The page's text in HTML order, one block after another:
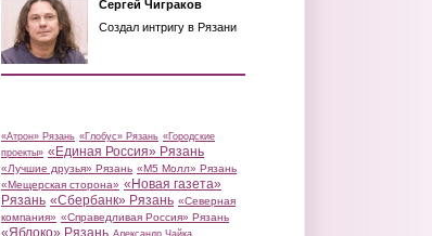
Сергей Чиграков
Создал интригу в Рязани
«Атрон» Рязань «Глобус» Рязань «Городские
проекты» «Единая Россия» Рязань
«Лучшие друзья» Рязань «М5 Молл» Рязань
«Мещерская сторона» «Новая газета»
Рязань «Сбербанк» Рязань «Северная
компания» «Справедливая Россия» Рязань
«Яблоко» Рязань